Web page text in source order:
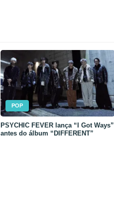
POP
PSYCHIC FEVER lança “I Got Ways”
antes do álbum “DIFFERENT”